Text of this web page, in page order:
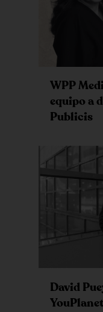
WPP
equipo a
Publicis
David